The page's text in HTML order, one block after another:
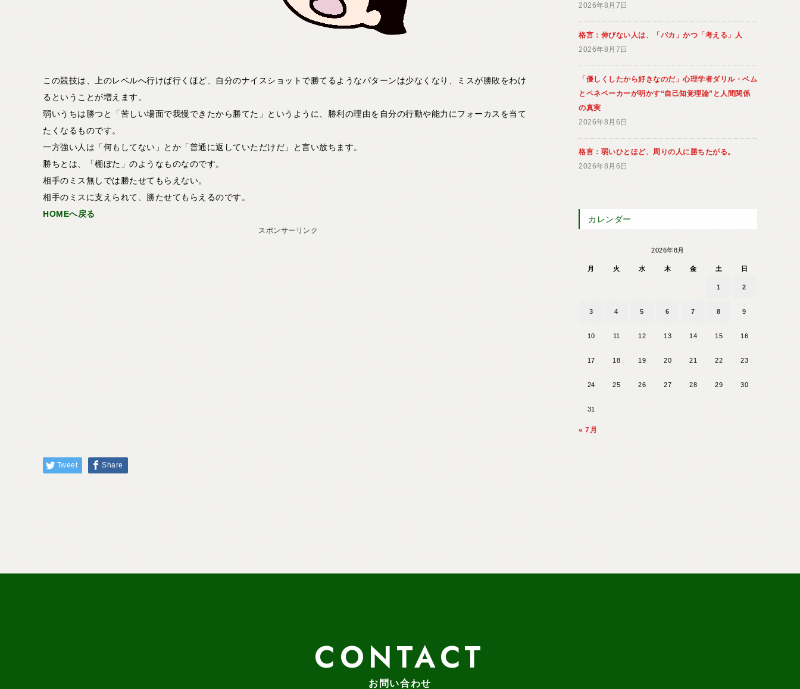
この競技は、上のレベルへ行けば行くほど、自分のナイスショットで勝てるようなパターンは少なくなり、ミスが勝敗をわけ
るということが増えます。
弱いうちは勝つと「苦しい場面で我慢できたから勝てた」というように、勝利の理由を自分の行動や能力にフォーカスを当て
たくなるものです。
一方強い人は「何もしてない」とか「普通に返していただけだ」と言い放ちます。
勝ちとは、「棚ぼた」のようなものなのです。
相手のミス無しでは勝たせてもらえない。
相手のミスに支えられて、勝たせてもらえるのです。
HOMEへ戻る
スポンサーリンク
Tweet Share
2026年8月7日
格言：伸びない人は、「バカ」かつ「考える」人
2026年8月7日
「優しくしたから好きなのだ」心理学者ダリル・ベム
とペネベーカーが明かす“自己知覚理論”と人間関係
の真実
2026年8月6日
格言：弱いひとほど、周りの人に勝ちたがる。
2026年8月6日
カレンダー
2026年8月
月 火 水 木 金 土 日
1 2
3 4 5 6 7 8 9
10 11 12 13 14 15 16
17 18 19 20 21 22 23
24 25 26 27 28 29 30
31
« 7月
CONTACT
お問い合わせ